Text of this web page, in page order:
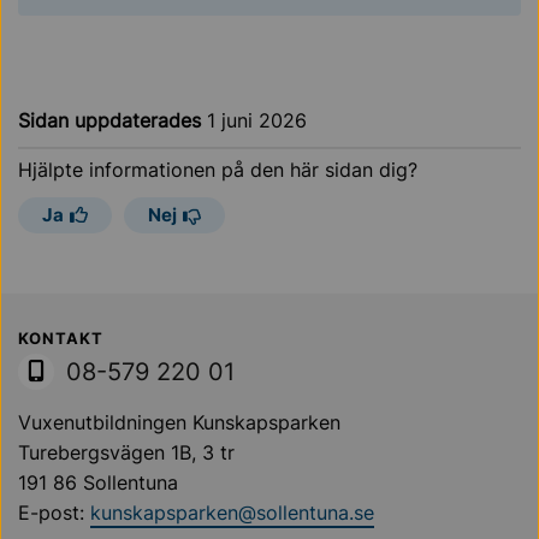
Sidan uppdaterades 1 juni 2026
Hjälpte informationen på den här sidan dig?
Ja Nej
Sollentuna Kommun
KONTAKT
08-579 220 01
Vuxenutbildningen Kunskapsparken
Turebergsvägen 1B, 3 tr
191 86 Sollentuna
E-post: kunskapsparken@sollentuna.se